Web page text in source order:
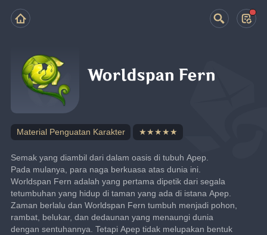
Worldspan Fern
Material Penguatan Karakter ★★★★★
Semak yang diambil dari dalam oasis di tubuh Apep.
Pada mulanya, para naga berkuasa atas dunia ini.
Worldspan Fern adalah yang pertama dipetik dari segala
tetumbuhan yang hidup di taman yang ada di istana Apep.
Zaman berlalu dan Worldspan Fern tumbuh menjadi pohon,
rambat, belukar, dan dedaunan yang menaungi dunia
dengan sentuhannya. Tetapi Apep tidak melupakan bentuk